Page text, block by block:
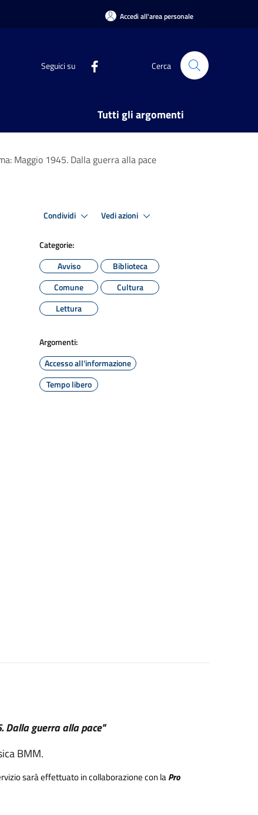
Accedi all'area personale
Seguici su Cerca
Tutti gli argomenti
Maggio 1945. Dalla guerra alla pace
Condividi Vedi azioni
Categorie:
Avviso
Biblioteca
Comune
Cultura
Lettura
Argomenti:
Accesso all'informazione
Tempo libero
Dalla guerra alla pace"
BMM.
sarà effettuato in collaborazione con laPro